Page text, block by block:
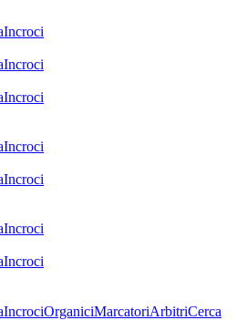
Incroci
Incroci
Incroci
Incroci
Incroci
Incroci
Incroci
IncrociOrganiciMarcatoriArbitriCerca